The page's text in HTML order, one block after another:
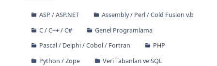
ASP / ASP.NET
Assembly / Perl / Cold Fusion v.b
C / C++ / C#
Genel Programlama
Pascal / Delphi / Cobol / Fortran
PHP
Python / Zope
Veri Tabanları ve SQL